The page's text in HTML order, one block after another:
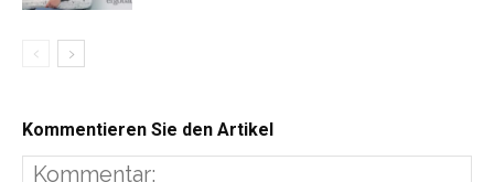
Kommentieren Sie den Artikel